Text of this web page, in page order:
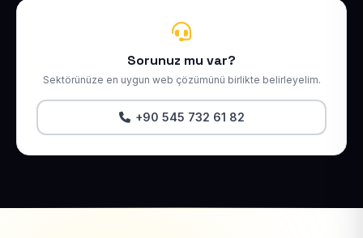
Sorunuz mu var?
Sektörünüze en uygun web çözümünü birlikte belirleyelim.
+90 545 732 61 82